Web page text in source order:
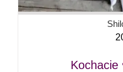
Kochacie